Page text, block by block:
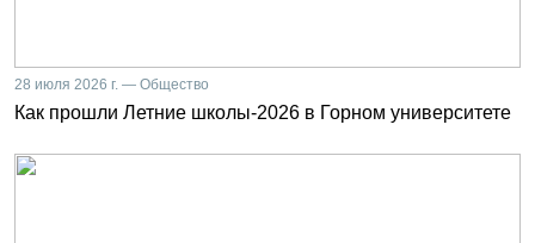
28 июля 2026 г. — Общество
Как прошли Летние школы-2026 в Горном университете